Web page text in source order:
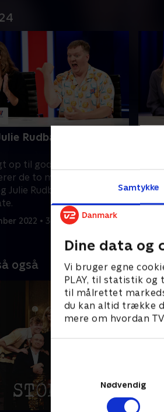
Samtykke
Dine data og
Vi bruger egne
PLAY, til statistik
til målrettet
du kan altid trække
mere om hvordan
Nødvendig
Rudbæk og Jesper
op til gode grin, når Hadi
de to medværter, Jesper
Julie Rudbæk, med på en
2022 • 35 min
Se
også